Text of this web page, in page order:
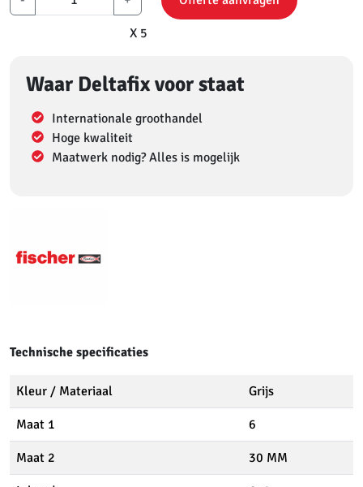
X 5
Waar Deltafix voor staat
Internationale groothandel
Hoge kwaliteit
Maatwerk nodig? Alles is mogelijk
Technische specificaties
Kleur / Materiaal Grijs
Maat 1 6
Maat 2 30 MM